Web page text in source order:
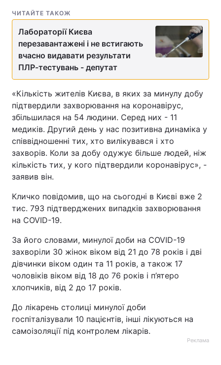
ЧИТАЙТЕ ТАКОЖ
Лабораторії Києва
перезавантажені і не встигають
вчасно видавати результати
ПЛР-тестувань - депутат
«Кількість жителів Києва, в яких за минулу добу
підтвердили захворювання на коронавірус,
збільшилася на 54 людини. Серед них - 11
медиків. Другий день у нас позитивна динаміка у
співвідношенні тих, хто вилікувався і хто
захворів. Коли за добу одужує більше людей, ніж
кількість тих, у кого підтвердили коронавірус», -
заявив він.
Кличко повідомив, що на сьогодні в Києві вже 2
тис. 793 підтверджених випадків захворювання
на COVID-19.
За його словами, минулої доби на COVID-19
захворіли 30 жінок віком від 21 до 78 років і дві
дівчинки віком один та 11 років, а також 17
чоловіків віком від 18 до 76 років і п’ятеро
хлопчиків, від 2 до 17 років.
До лікарень столиці минулої доби
госпіталізували 10 пацієнтів, інші лікуються на
самоізоляції під контролем лікарів.
Реклама